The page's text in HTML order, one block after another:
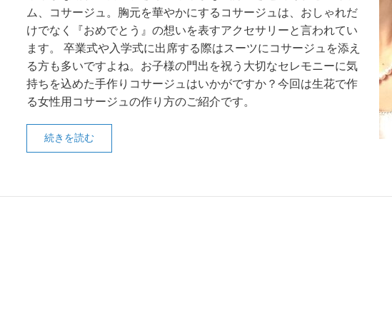
ム、コサージュ。胸元を華やかにするコサージュは、おしゃれだ
けでなく『おめでとう』の想いを表すアクセサリーと言われてい
ます。 卒業式や入学式に出席する際はスーツにコサージュを添え
る方も多いですよね。お子様の門出を祝う大切なセレモニーに気
持ちを込めた手作りコサージュはいかがですか？今回は生花で作
る女性用コサージュの作り方のご紹介です。
続きを読む